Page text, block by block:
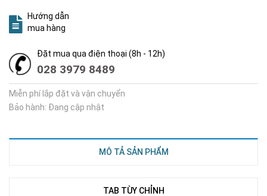
Hướng dẫn
mua hàng
Đặt mua qua điện thoại (8h - 12h)
028 3979 8489
Miễn phí lắp đặt và vận chuyển
Bảo hành: Đang cập nhật
MÔ TẢ SẢN PHẨM
TAB TÙY CHỈNH